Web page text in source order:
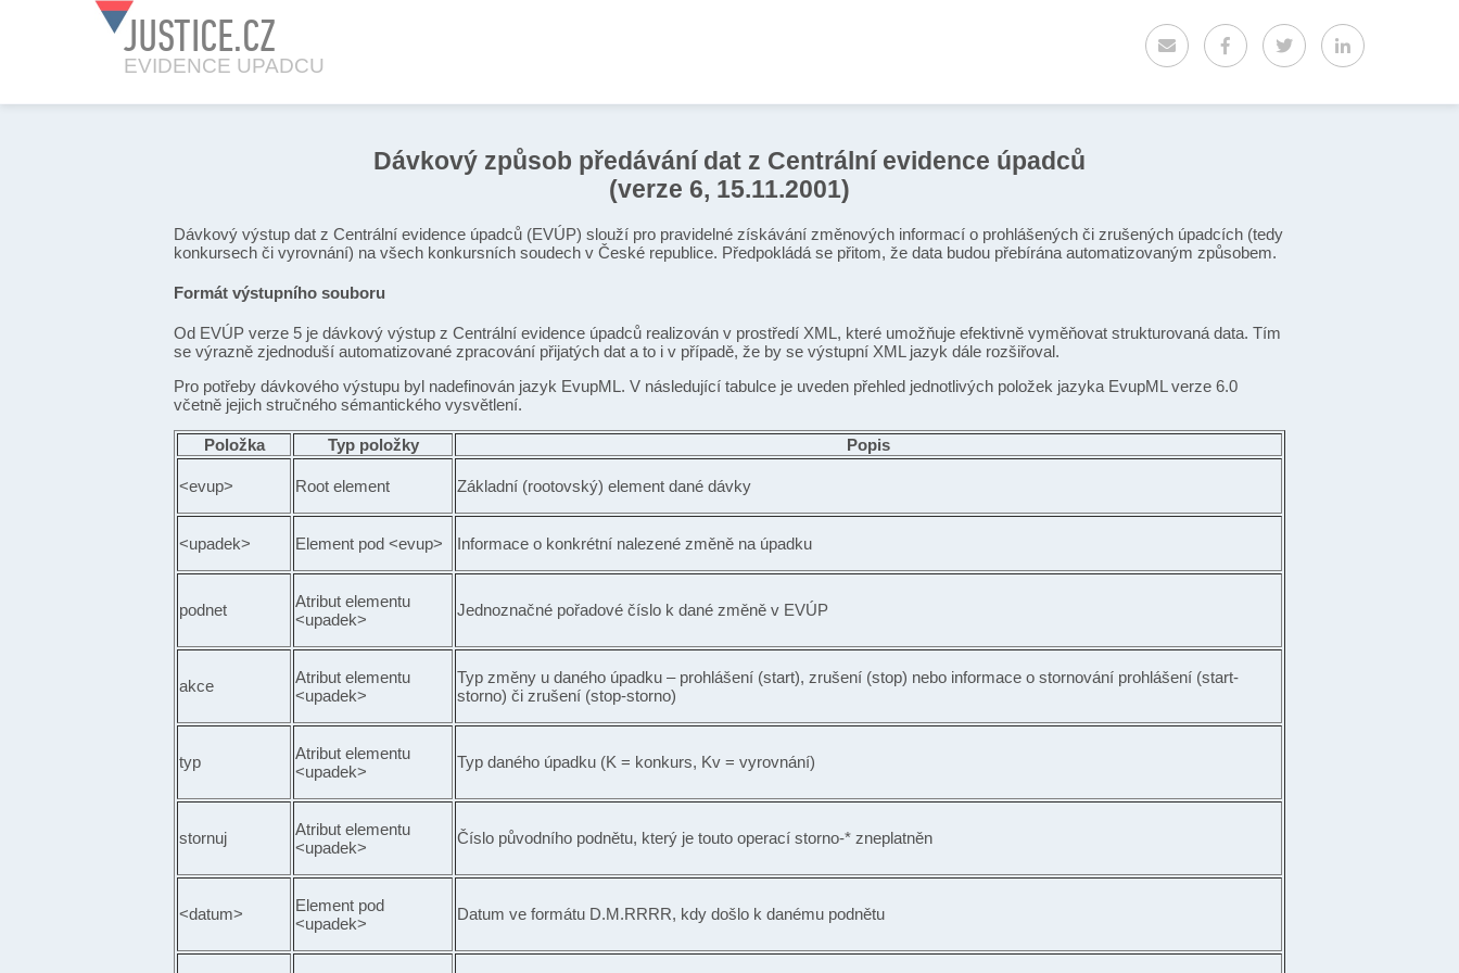
JUSTICE.CZ
EVIDENCE UPADCU
Dávkový způsob předávání dat z Centrální evidence úpadců
(verze 6, 15.11.2001)
Dávkový výstup dat z Centrální evidence úpadců (EVÚP) slouží pro pravidelné získávání změnových informací o prohlášených či zrušených úpadcích (tedy
konkursech či vyrovnání) na všech konkursních soudech v České republice. Předpokládá se přitom, že data budou přebírána automatizovaným způsobem.
Formát výstupního souboru
Od EVÚP verze 5 je dávkový výstup z Centrální evidence úpadců realizován v prostředí XML, které umožňuje efektivně vyměňovat strukturovaná data. Tím
se výrazně zjednoduší automatizované zpracování přijatých dat a to i v případě, že by se výstupní XML jazyk dále rozšiřoval.
Pro potřeby dávkového výstupu byl nadefinován jazyk EvupML. V následující tabulce je uveden přehled jednotlivých položek jazyka EvupML verze 6.0
včetně jejich stručného sémantického vysvětlení.
Položka Typ položky Popis
<evup> Root element Základní (rootovský) element dané dávky
<upadek> Element pod <evup> Informace o konkrétní nalezené změně na úpadku
podnet
Atribut elementu
<upadek>
Jednoznačné pořadové číslo k dané změně v EVÚP
akce
Atribut elementu
<upadek>
Typ změny u daného úpadku – prohlášení (start), zrušení (stop) nebo informace o stornování prohlášení (start-
storno) či zrušení (stop-storno)
typ
Atribut elementu
<upadek>
Typ daného úpadku (K = konkurs, Kv = vyrovnání)
stornuj
Atribut elementu
<upadek>
Číslo původního podnětu, který je touto operací storno-* zneplatněn
<datum>
Element pod
<upadek>
Datum ve formátu D.M.RRRR, kdy došlo k danému podnětu